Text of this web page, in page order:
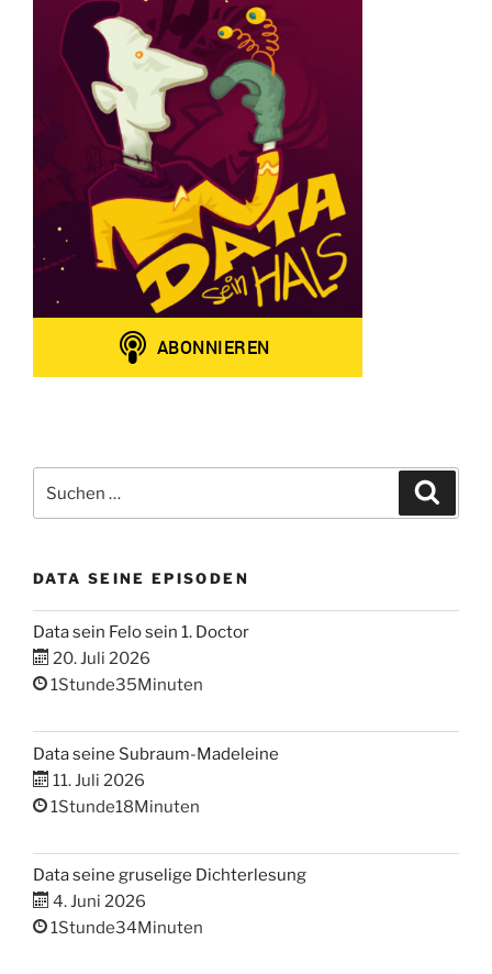
nach:
DATA SEINE EPISODEN
Data sein Felo sein 1. Doctor
20. Juli 2026
1Stunde35Minuten
Data seine Subraum-Madeleine
11. Juli 2026
1Stunde18Minuten
Data seine gruselige Dichterlesung
4. Juni 2026
1Stunde34Minuten